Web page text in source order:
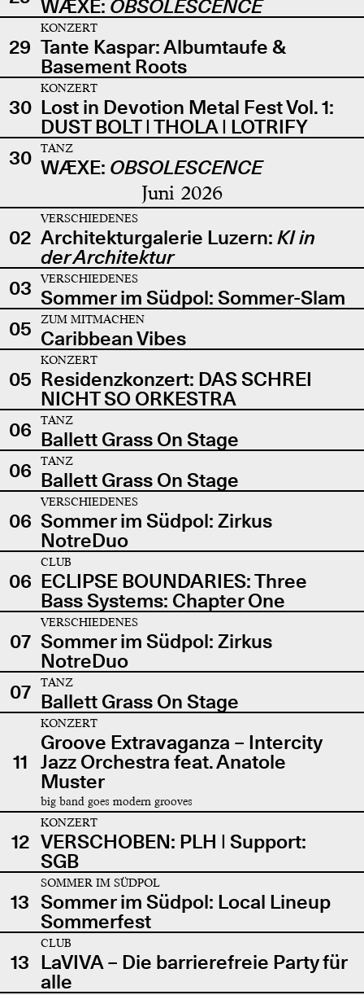
WÆXE: OBSOLESCENCE
29
KONZERT
Tante Kaspar: Albumtaufe &
Basement Roots
30
KONZERT
Lost in Devotion Metal Fest Vol. 1:
DUST BOLT | THOLA | LOTRIFY
30
TANZ
WÆXE: OBSOLESCENCE
Juni 2026
02
VERSCHIEDENES
Architekturgalerie Luzern: KI in
der Architektur
03
VERSCHIEDENES
Sommer im Südpol: Sommer-Slam
05
ZUM MITMACHEN
Caribbean Vibes
05
KONZERT
Residenzkonzert: DAS SCHREI
NICHT SO ORKESTRA
06
TANZ
Ballett Grass On Stage
06
TANZ
Ballett Grass On Stage
06
VERSCHIEDENES
Sommer im Südpol: Zirkus
NotreDuo
06
CLUB
ECLIPSE BOUNDARIES: Three
Bass Systems: Chapter One
07
VERSCHIEDENES
Sommer im Südpol: Zirkus
NotreDuo
07
TANZ
Ballett Grass On Stage
11
KONZERT
Groove Extravaganza – Intercity
Jazz Orchestra feat. Anatole
Muster
big band goes modern grooves
12
KONZERT
VERSCHOBEN: PLH | Support:
SGB
13
SOMMER IM SÜDPOL
Sommer im Südpol: Local Lineup
Sommerfest
13
CLUB
LaVIVA – Die barrierefreie Party für
alle